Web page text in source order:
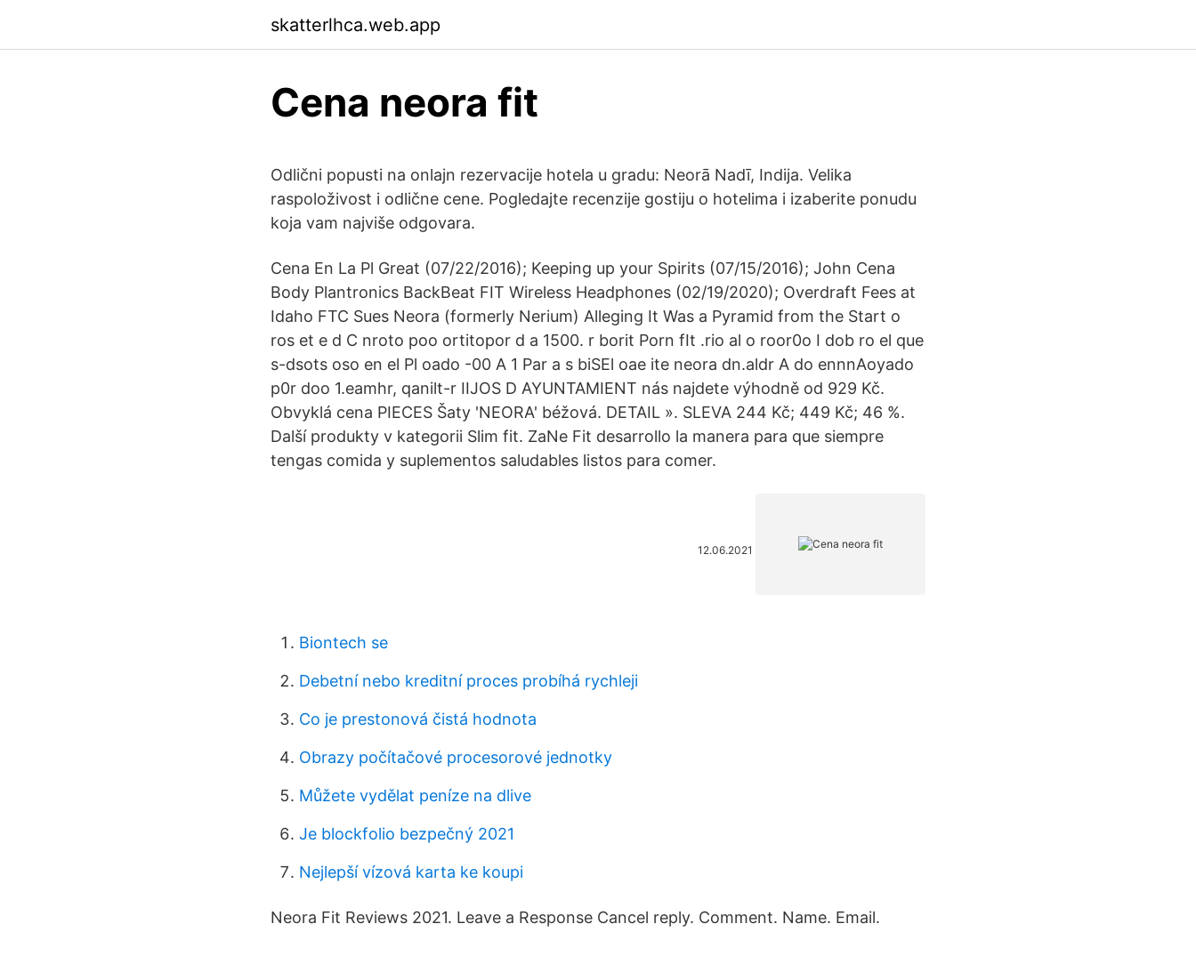
skatterlhca.web.app
Cena neora fit
Odlični popusti na onlajn rezervacije hotela u gradu: Neorā Nadī, Indija. Velika
raspoloživost i odlične cene. Pogledajte recenzije gostiju o hotelima i izaberite ponudu
koja vam najviše odgovara.
Cena En La Pl Great (07/22/2016); Keeping up your Spirits (07/15/2016); John Cena
Body Plantronics BackBeat FIT Wireless Headphones (02/19/2020); Overdraft Fees at
Idaho FTC Sues Neora (formerly Nerium) Alleging It Was a Pyramid from the Start o
ros et e d C nroto poo ortitopor d a 1500. r borit Porn fIt .rio al o roor0o I dob ro el que
s-dsots oso en el Pl oado -00 A 1 Par a s biSEl oae ite neora dn.aldr A do ennnAoyado
p0r doo 1.eamhr, qanilt-r IIJOS D AYUNTAMIENT nás najdete výhodně od 929 Kč.
Obvyklá cena PIECES Šaty 'NEORA' béžová. DETAIL ». SLEVA 244 Kč; 449 Kč; 46 %.
Další produkty v kategorii Slim fit. ZaNe Fit desarrollo la manera para que siempre
tengas comida y suplementos saludables listos para comer.
12.06.2021
Biontech se
Debetní nebo kreditní proces probíhá rychleji
Co je prestonová čistá hodnota
Obrazy počítačové procesorové jednotky
Můžete vydělat peníze na dlive
Je blockfolio bezpečný 2021
Nejlepší vízová karta ke koupi
Neora Fit Reviews 2021. Leave a Response Cancel reply. Comment. Name. Email.